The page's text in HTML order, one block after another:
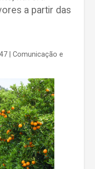
a partir das
| Comunicação e